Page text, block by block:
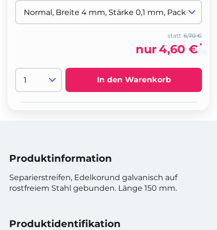
6,70 €
statt
nur4,60 € *
In den Warenkorb
Produktinformation
Separierstreifen, Edelkorund galvanisch auf
rostfreiem Stahl gebunden. Länge 150 mm.
Produktidentifikation